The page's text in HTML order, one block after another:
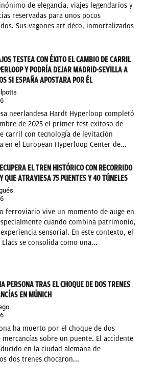
de elegancia, viajes legendarios y
reservadas para unos pocos
Sus vagones art déco, inmortalizados
TESTEA CON ÉXITO EL CAMBIO DE CARRIL
Y PODRÍA DEJAR MADRID-SEVILLA A
SI ESPAÑA APOSTARA POR ÉL
neerlandesa Hardt Hyperloop completó
de 2025 el primer test exitoso de
carril con tecnología de levitación
en el European Hyperloop Center de...
EL TREN HISTÓRICO CON RECORRIDO
QUE ATRAVIESA 75 PUENTES Y 40 TÚNELES
ferroviario vive un momento de auge en
cuando combina patrimonio,
sensorial. En este contexto, el
se consolida como una...
PERSONA TRAS EL CHOQUE DE DOS TRENES
EN MÚNICH
ha muerto por el choque de dos
mercancías sobre un puente. El accidente
en la ciudad alemana de
dos trenes chocaron...